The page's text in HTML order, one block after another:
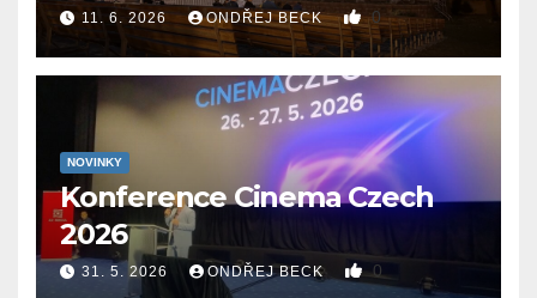
11. 6. 2026 ONDŘEJ BECK 0
NOVINKY
Konference Cinema Czech
2026
31. 5. 2026 ONDŘEJ BECK 0